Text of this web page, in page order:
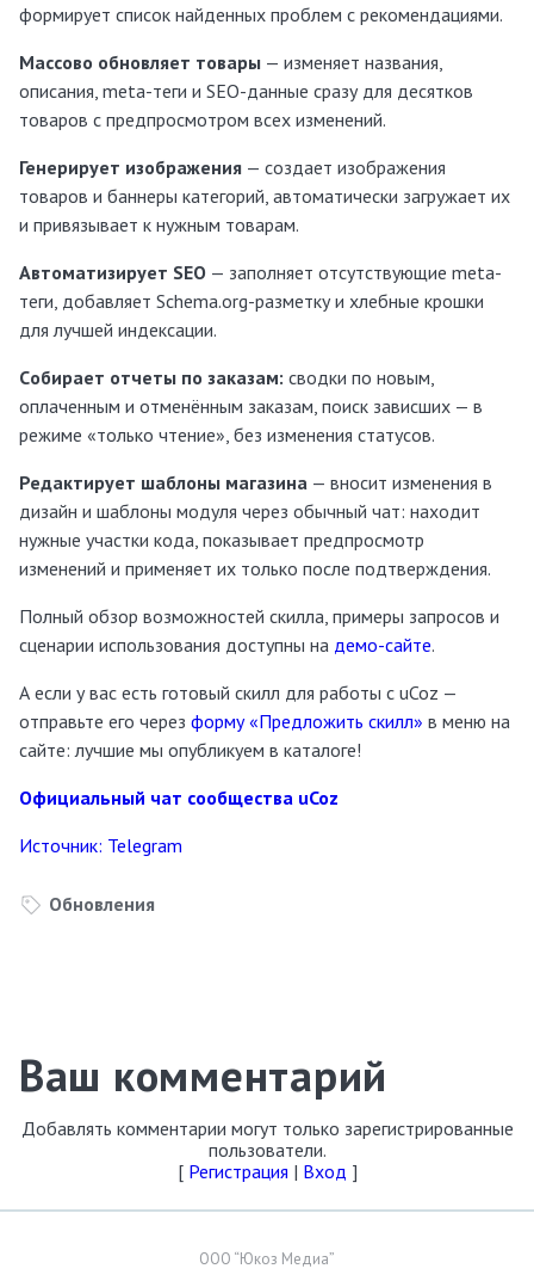
формирует список найденных проблем с рекомендациями.
Массово обновляет товары — изменяет названия,
описания, meta-теги и SEO-данные сразу для десятков
товаров с предпросмотром всех изменений.
Генерирует изображения — создает изображения
товаров и баннеры категорий, автоматически загружает их
и привязывает к нужным товарам.
Автоматизирует SEO — заполняет отсутствующие meta-
теги, добавляет Schema.org-разметку и хлебные крошки
для лучшей индексации.
Cобирает отчеты по заказам: сводки по новым,
оплаченным и отменённым заказам, поиск зависших — в
режиме «только чтение», без изменения статусов.
Редактирует шаблоны магазина — вносит изменения в
дизайн и шаблоны модуля через обычный чат: находит
нужные участки кода, показывает предпросмотр
изменений и применяет их только после подтверждения.
Полный обзор возможностей скилла, примеры запросов и
сценарии использования доступны на демо-сайте.
А если у вас есть готовый скилл для работы с uCoz —
отправьте его через форму «Предложить скилл» в меню на
сайте: лучшие мы опубликуем в каталоге!
Официальный чат сообщества uCoz
Источник: Telegram
Обновления
Ваш комментарий
Добавлять комментарии могут только зарегистрированные
пользователи.
[ Регистрация | Вход ]
ООО “Юкоз Медиа”